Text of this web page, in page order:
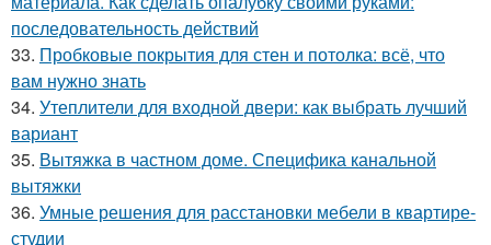
последовательность действий
33. Пробковые покрытия для стен и потолка: всё, что
вам нужно знать
34. Утеплители для входной двери: как выбрать лучший
вариант
35. Вытяжка в частном доме. Специфика канальной
вытяжки
36. Умные решения для расстановки мебели в квартире-
студии